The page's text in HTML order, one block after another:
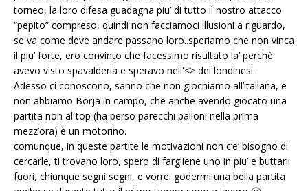
torneo, la loro difesa guadagna piu’ di tutto il nostro attacco
“pepito” compreso, quindi non facciamoci illusioni a riguardo,
se va come deve andare passano loro..speriamo che non vinca
il piu’ forte, ero convinto che facessimo risultato la’ perchè
avevo visto spavalderia e speravo nell'<> dei londinesi.
Adesso ci conoscono, sanno che non giochiamo all’italiana, e
non abbiamo Borja in campo, che anche avendo giocato una
partita non al top (ha perso parecchi palloni nella prima
mezz’ora) è un motorino.
comunque, in queste partite le motivazioni non c’e’ bisogno di
cercarle, ti trovano loro, spero di fargliene uno in piu’ e buttarli
fuori, chiunque segni segni, e vorrei godermi una bella partita